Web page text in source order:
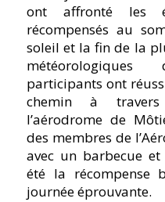
ont affronté les
récompensés au
soleil et la fin de la
participants ont
chemin à
l’aérodrome de
des membres de
avec un barbecue
été la récompense
journée éprouvante.